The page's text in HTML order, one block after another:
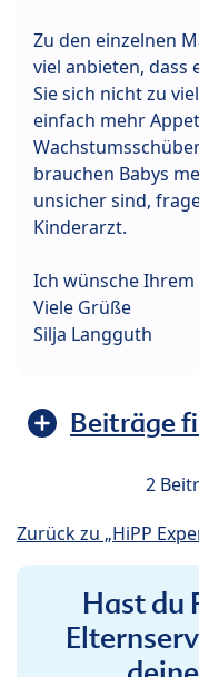
Zu den einzelnen
viel anbieten, dass
Sie sich nicht zu
einfach mehr
brauchen Babys
unsicher sind,
Kinderarzt.
Ich wünsche Ihrem
Viele Grüße
Silja Langguth
Beiträge
2
Zurück zu „HiPP
Hast du